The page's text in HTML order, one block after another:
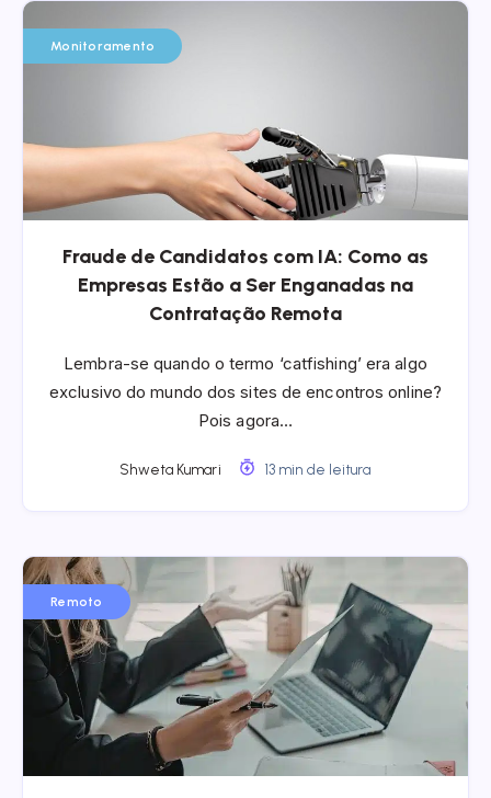
Monitoramento
Fraude de Candidatos com IA: Como as
Empresas Estão a Ser Enganadas na
Contratação Remota
Lembra-se quando o termo ‘catfishing’ era algo
exclusivo do mundo dos sites de encontros online?
Pois agora…
Shweta Kumari 13 min de leitura
Remoto